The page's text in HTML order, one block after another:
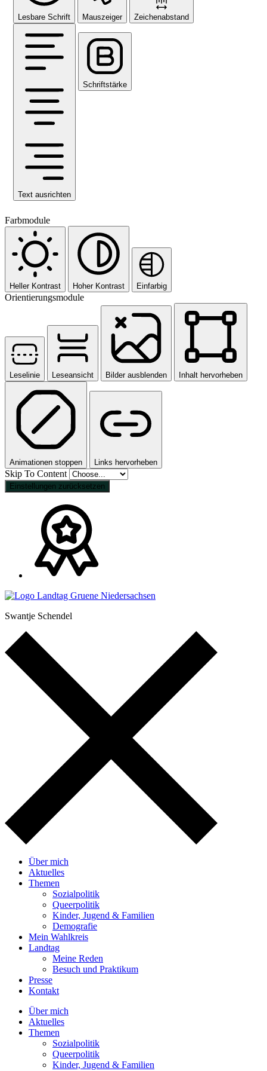
Lesbare Schrift Mauszeiger Zeichenabstand
Text ausrichten
Schriftstärke
Farbmodule
Heller Kontrast Hoher Kontrast Einfarbig
Orientierungsmodule
Leselinie Leseansicht Bilder ausblenden Inhalt hervorheben
Animationen stoppen Links hervorheben
Skip To Content
Einstellungen zurücksetzen
Swantje Schendel
Über mich
Aktuelles
Themen
Sozialpolitik
Queerpolitik
Kinder, Jugend & Familien
Demografie
Mein Wahlkreis
Landtag
Meine Reden
Besuch und Praktikum
Presse
Kontakt
Über mich
Aktuelles
Themen
Sozialpolitik
Queerpolitik
Kinder, Jugend & Familien